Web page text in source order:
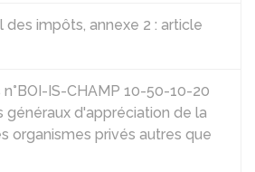
des impôts, annexe 2 : article
IS-CHAMP 10-50-10-20
généraux d'appréciation de la
organismes privés autres que